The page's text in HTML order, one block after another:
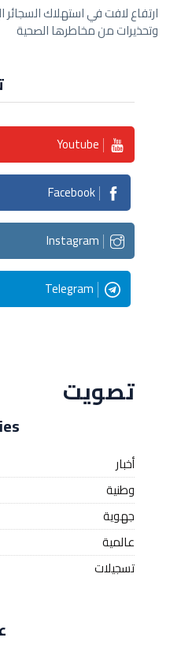
ارتفاع لافت في استهلاك
وتحذيرات من مخاطرها الصحية
Youtube
Facebook
Instagram
Telegram
تصويت
أخبار
وطنية
جهوية
عالمية
تسجيلات